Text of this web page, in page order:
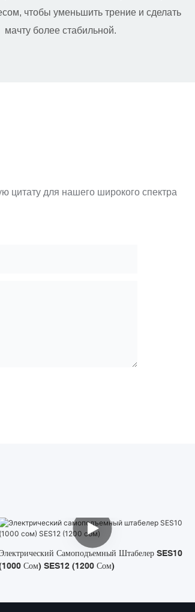
чтобы уменьшить трение и сделать
мачту более стабильной.
цитату для нашего широкого спектра
Самоподъемный Штабелер SES10
Сом) SES12 (1200 Сом)